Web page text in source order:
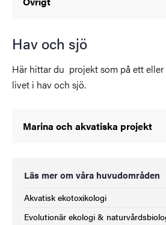
Hav och sjö
Här hittar du projekt som på ett
livet i hav och sjö.
Marina och akvatiska projekt
Läs mer om våra huvudområden
Akvatisk ekotoxikologi
Evolutionär ekologi &